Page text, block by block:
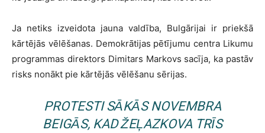
Ja netiks izveidota jauna valdība, Bulgārijai ir priekšā
kārtējās vēlēšanas. Demokrātijas pētījumu centra Likumu
programmas direktors Dimitars Markovs sacīja, ka pastāv
risks nonākt pie kārtējās vēlēšanu sērijas.
PROTESTI SĀKĀS NOVEMBRA
BEIGĀS, KAD ŽEĻAZKOVA TRĪS